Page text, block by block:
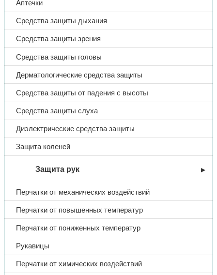
Аптечки
Средства защиты дыхания
Средства защиты зрения
Средства защиты головы
Дерматологические средства защиты
Средства защиты от падения с высоты
Средства защиты слуха
Диэлектрические средства защиты
Защита коленей
Защита рук
Перчатки от механических воздействий
Перчатки от повышенных температур
Перчатки от пониженных температур
Рукавицы
Перчатки от химических воздействий